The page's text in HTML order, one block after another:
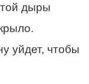
дыры
уйдет, чтобы